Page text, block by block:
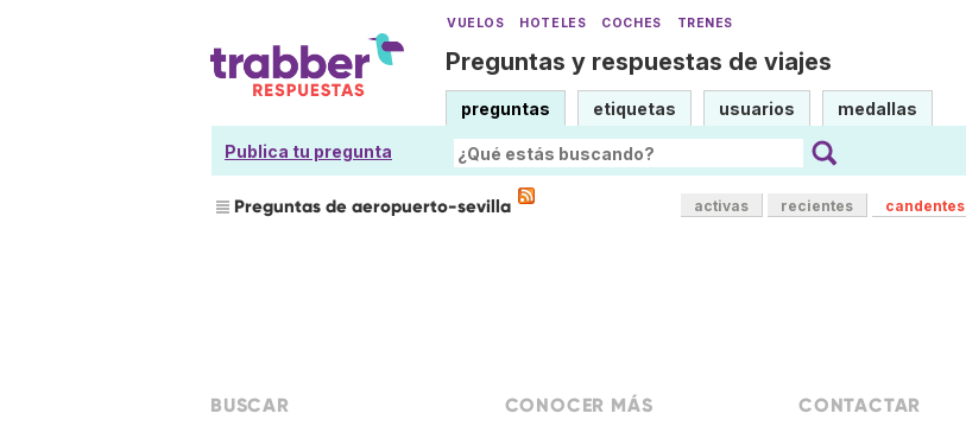
VUELOS HOTELES COCHES TRENES
Preguntas y respuestas de viajes
preguntas etiquetas usuarios medallas
Publica tu pregunta
Preguntas de aeropuerto-sevilla activas recientes candentes
BUSCAR CONOCER MÁS CONTACTAR